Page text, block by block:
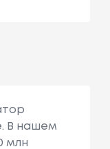
В нашем
млн